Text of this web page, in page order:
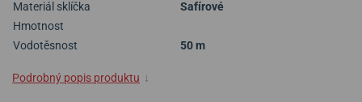
Materiál sklíčka
Safírové
Hmotnost
Vodotěsnost
50 m
Podrobný popis produktu ↓